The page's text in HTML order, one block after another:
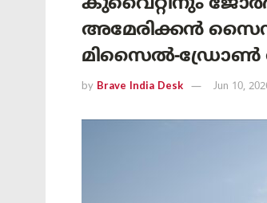
കുവൈറ്റിനും
അമേരിക്കൻ
മിസൈൽ-ഡ്രോൺ
by Brave India Desk Jun 10,